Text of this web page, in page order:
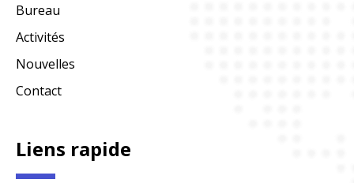
Bureau
Activités
Nouvelles
Contact
Liens rapide